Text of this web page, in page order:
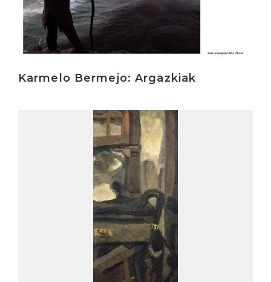
Karmelo Bermejo: Argazkiak